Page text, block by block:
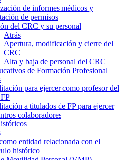
de informes médicos y
de permisos
del CRC y su personal
Atrás
Apertura, modificación y cierre del
CRC
Alta y baja de personal del CRC
de Formación Profesional
para ejercer como profesor del
a titulados de FP para ejercer
colaboradores
entidad relacionada con el
histórico